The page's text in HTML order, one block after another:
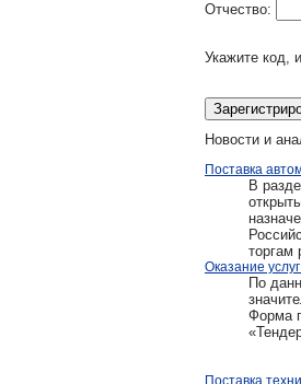
Отчество:
Укажите код,
Новости и
Поставка
В
торгам
Оказание
По
Форма
Поставка